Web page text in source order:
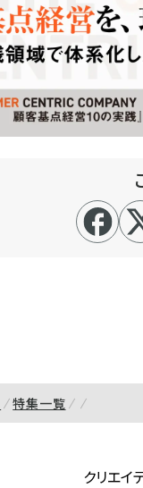
特集一覧
クリエイ